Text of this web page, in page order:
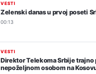
VESTI
Zelenski danas u prvoj poseti
00:13
VESTI
Direktor Telekoma Srbije trajno
nepoželjnom osobom na